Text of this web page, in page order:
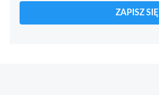
ZAPISZ SIĘ